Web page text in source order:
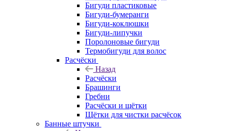
Бигуди пластиковые
Бигуди-бумеранги
Бигуди-коклюшки
Бигуди-липучки
Поролоновые бигуди
Термобигуди для волос
Расчёски
Назад
Расчёски
Брашинги
Гребни
Расчёски и щётки
Щётки для чистки расчёсок
Банные штучки